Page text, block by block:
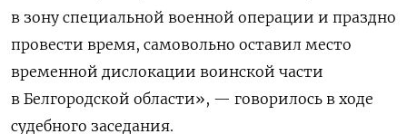
в зону специальной военной операции и праздно
провести время, самовольно оставил место
временной дислокации воинской части
в Белгородской области», — говорилось в ходе
судебного заседания.